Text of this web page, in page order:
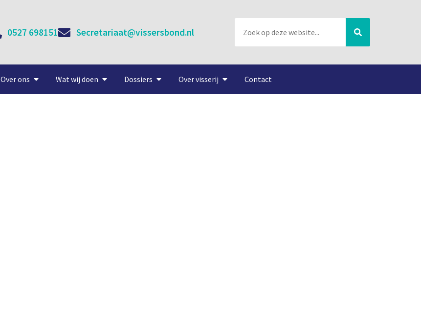
0527 698151 Secretariaat@vissersbond.nl
Over ons Wat wij doen Dossiers Over visserij Contact